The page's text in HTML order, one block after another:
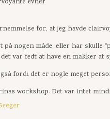
for, at jeg havde
nogen måde, eller har skulle
var fedt at have en makker at
fordi det er nogle meget
workshop. Det var intet